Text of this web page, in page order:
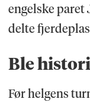
engelske paret
delte
Ble
Før helgens